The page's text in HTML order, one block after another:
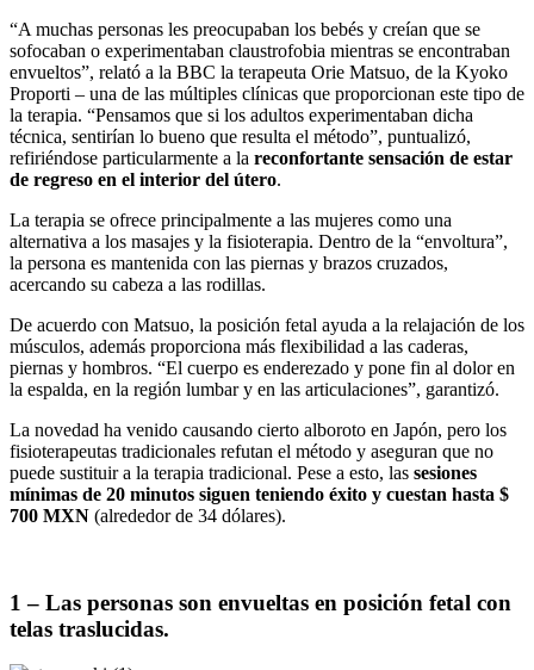
“A muchas personas les preocupaban los bebés y creían que se
sofocaban o experimentaban claustrofobia mientras se encontraban
envueltos”, relató a la BBC la terapeuta Orie Matsuo, de la Kyoko
Proporti – una de las múltiples clínicas que proporcionan este tipo de
la terapia. “Pensamos que si los adultos experimentaban dicha
técnica, sentirían lo bueno que resulta el método”, puntualizó,
refiriéndose particularmente a la reconfortante sensación de estar
de regreso en el interior del útero.
La terapia se ofrece principalmente a las mujeres como una
alternativa a los masajes y la fisioterapia. Dentro de la “envoltura”,
la persona es mantenida con las piernas y brazos cruzados,
acercando su cabeza a las rodillas.
De acuerdo con Matsuo, la posición fetal ayuda a la relajación de los
músculos, además proporciona más flexibilidad a las caderas,
piernas y hombros. “El cuerpo es enderezado y pone fin al dolor en
la espalda, en la región lumbar y en las articulaciones”, garantizó.
La novedad ha venido causando cierto alboroto en Japón, pero los
fisioterapeutas tradicionales refutan el método y aseguran que no
puede sustituir a la terapia tradicional. Pese a esto, las sesiones
mínimas de 20 minutos siguen teniendo éxito y cuestan hasta $
700 MXN (alrededor de 34 dólares).
1 – Las personas son envueltas en posición fetal con
telas traslucidas.